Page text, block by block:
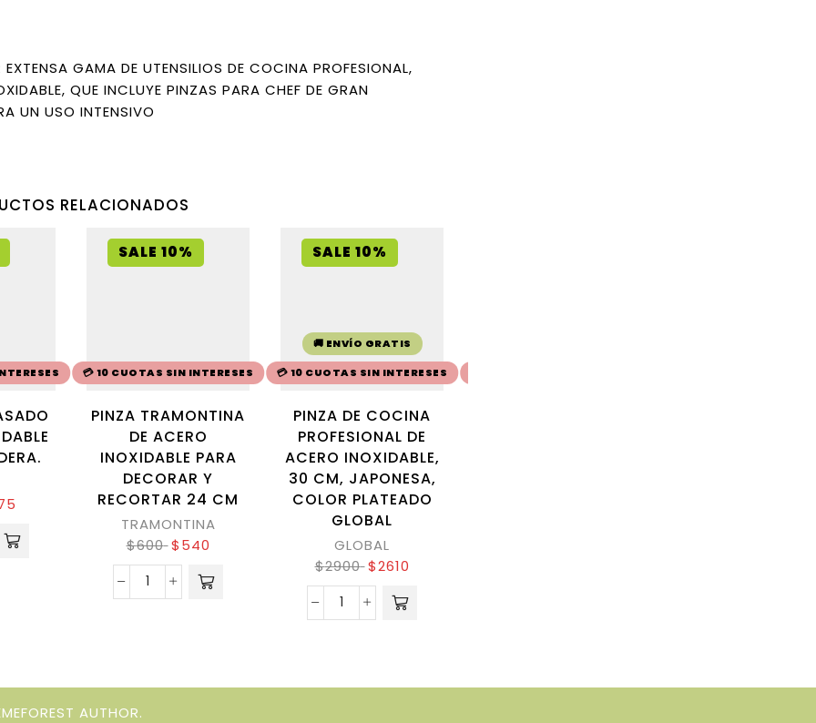
GAMA DE UTENSILIOS DE COCINA PROFESIONAL,
QUE INCLUYE PINZAS PARA CHEF DE GRAN
UN USO INTENSIVO
RELACIONADOS
SALE 10%
💳 10 CUOTAS SIN INTERESES
PINZA TRAMONTINA
DE ACERO
INOXIDABLE PARA
DECORAR Y
RECORTAR 24 CM
TRAMONTINA
$600 $540
SALE 10%
🚚 ENVÍO GRATIS
💳 10 CUOTAS SIN INTERESES
PINZA DE COCINA
PROFESIONAL DE
ACERO INOXIDABLE,
30 CM, JAPONESA,
COLOR PLATEADO
GLOBAL
GLOBAL
$2900 $2610
AUTHOR.